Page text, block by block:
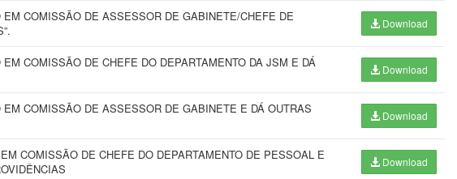
COMISSÃO DE ASSESSOR DE GABINETE/CHEFE DE
Download
COMISSÃO DE CHEFE DO DEPARTAMENTO DA JSM E DÁ
Download
COMISSÃO DE ASSESSOR DE GABINETE E DÁ OUTRAS
Download
COMISSÃO DE CHEFE DO DEPARTAMENTO DE PESSOAL E
Download